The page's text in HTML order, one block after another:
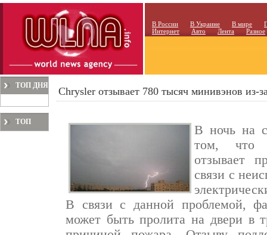
В России В Украине В мире
Интернет
Авто Лента Разное
ТОП ДНЯ
ТОП
Chrysler отзывает 780 тысяч минивэнов из-
В ночь на
том, что
отзывает
связи с
В связи с данной проблемой,
может быть пролита на двери в